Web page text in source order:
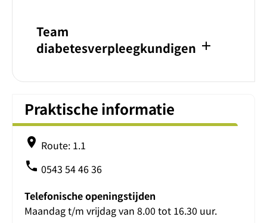
Team
diabetesverpleegkundigen add
Praktische informatie
place Route: 1.1
phone 0543 54 46 36
Telefonische openingstijden
Maandag t/m vrijdag van 8.00 tot 16.30 uur.